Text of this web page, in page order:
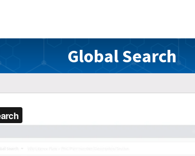
Global Search